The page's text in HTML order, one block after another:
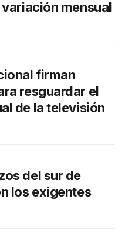
mensual
firman
resguardar el
de la televisión
del sur de
los exigentes